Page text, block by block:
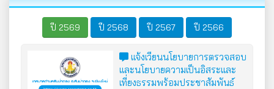
ปี 2569 ปี 2568 ปี 2567 ปี 2566
แจ้งเวียนนโยบายการตรวจสอบ
และนโยบายความเป็นอิสระและ
เที่ยงธรรมพร้อมประชาสัมพันธ์